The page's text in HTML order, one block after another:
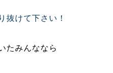
抜けて下さい！
たみんななら